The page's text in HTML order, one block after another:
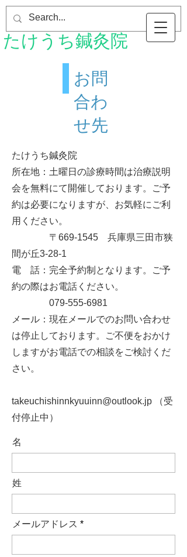
たけうち鍼灸院
お問
合わ
せ先
お問合せ
たけうち鍼灸院
所在地：土曜日の診療時間は治療説明
会を無料にて開催しております。ご予
約は必要になりますが、お気軽にご利
用ください。
〒669-1545 兵庫県三田市狭
間が丘3‐28‐1
電 話：完全予約制となります。ご予
約の際はお電話ください。
079-555-6981
メール：現在メールでのお問い合わせ
は停止しております。ご不便をおかけ
しますがお電話での相談をご検討くだ
さい。
takeuchishinnkyuuinn@outlook.jp （受
付停止中）
名
姓
メールアドレス